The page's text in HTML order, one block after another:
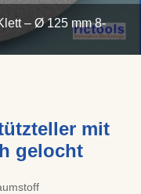
– Ø 125 mm 8-
mit
gelocht